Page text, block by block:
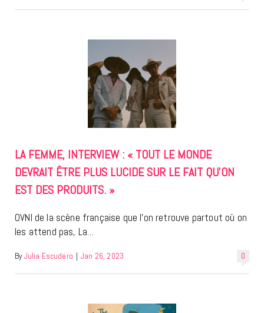
LA FEMME, INTERVIEW : « TOUT LE MONDE
DEVRAIT ÊTRE PLUS LUCIDE SUR LE FAIT QU’ON
EST DES PRODUITS. »
OVNI de la scène française que l’on retrouve partout où on
les attend pas, La…
0
By Julia Escudero | Jan 26, 2023